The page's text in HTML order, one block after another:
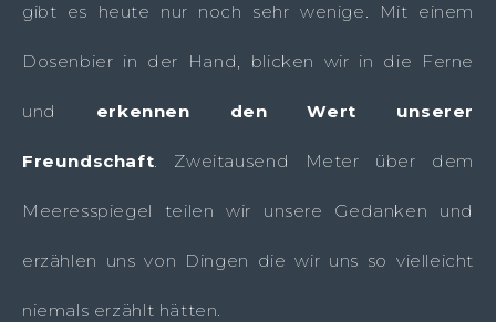
gibt es heute nur noch sehr wenige. Mit einem
Dosenbier in der Hand, blicken wir in die Ferne
und erkennen den Wert unserer
Freundschaft. Zweitausend Meter über dem
Meeresspiegel teilen wir unsere Gedanken und
erzählen uns von Dingen die wir uns so vielleicht
niemals erzählt hätten.